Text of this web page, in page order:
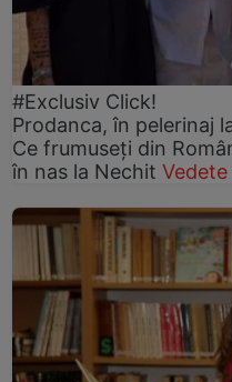
#Exclusiv Click!
Prodanca, în pelerinaj
Ce frumuseți din
în nas la Nechit